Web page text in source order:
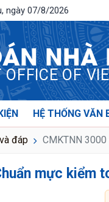
ngày 07/8/2026
NHÀ
OFFICE OF
HỆ THỐNG VĂN
đáp CMKTNN
mực kiểm